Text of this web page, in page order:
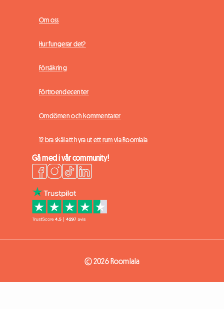
Om oss
Hur fungerar det?
Försäkring
Förtroendecenter
Omdömen och kommentarer
12 bra skäl att hyra ut ett rum via Roomlala
Gå med i vår community!
© 2026 Roomlala